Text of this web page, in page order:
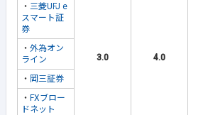
・ 三菱UFJ e
スマート証
券
3.0 4.0
・ 外為オン
ライン
・ 岡三証券
・ FXブロー
ドネット